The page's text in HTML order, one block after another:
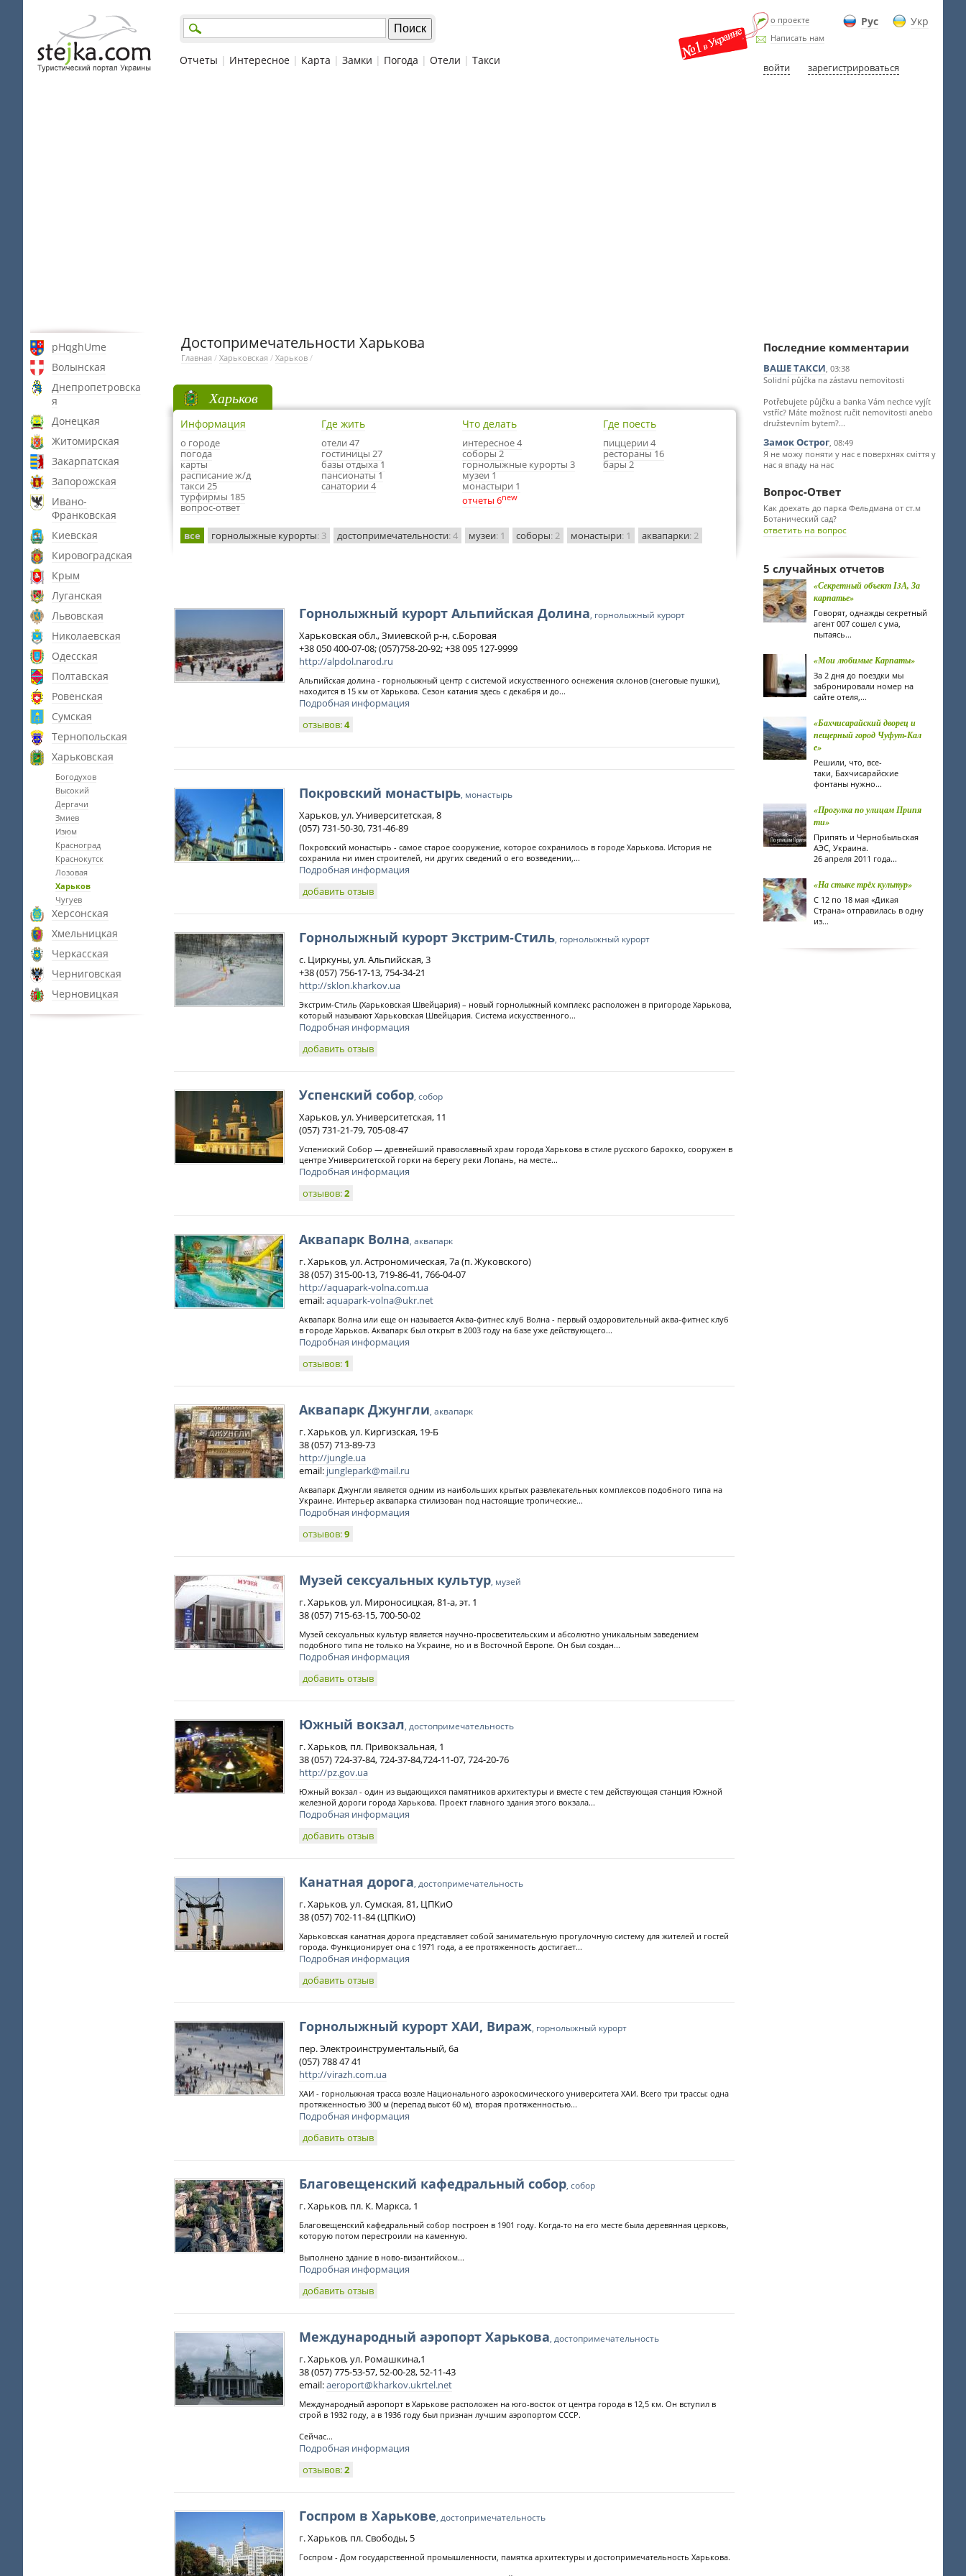
Рус Укр
о проекте
Написать нам
войти зарегистрироваться
Отчеты | Интересное | Карта | Замки | Погода | Отели | Такси
pHqghUme
Волынская
Днепропетровска
я
Донецкая
Житомирская
Закарпатская
Запорожская
Ивано-
Франковская
Киевская
Кировоградская
Крым
Луганская
Львовская
Николаевская
Одесская
Полтавская
Ровенская
Сумская
Тернопольская
Харьковская
Богодухов
Высокий
Дергачи
Змиев
Изюм
Красноград
Краснокутск
Лозовая
Харьков
Чугуев
Херсонская
Хмельницкая
Черкасская
Черниговская
Черновицкая
Достопримечательности Харькова
Главная / Харьковская / Харьков /
Харьков
Информация
о городе
погода
карты
расписание ж/д
такси 25
турфирмы 185
вопрос-ответ
Где жить
отели 47
гостиницы 27
базы отдыха 1
пансионаты 1
санатории 4
Что делать
интересное 4
соборы 2
горнолыжные курорты 3
музеи 1
монастыри 1
отчеты 6new
Где поесть
пиццерии 4
рестораны 16
бары 2
все горнолыжные курорты: 3 достопримечательности: 4 музеи: 1 соборы: 2 монастыри: 1 аквапарки: 2
Горнолыжный курорт Альпийская Долина, горнолыжный курорт
Харьковская обл., Змиевской р-н, с.Боровая
+38 050 400-07-08; (057)758-20-92; +38 095 127-9999
http://alpdol.narod.ru
Альпийская долина - горнолыжный центр с системой искусственного оснежения склонов (снеговые пушки),
находится в 15 км от Харькова. Сезон катания здесь с декабря и до...
Подробная информация
отзывов:4
Покровский монастырь, монастырь
Харьков, ул. Университетская, 8
(057) 731-50-30, 731-46-89
Покровский монастырь - самое старое сооружение, которое сохранилось в городе Харькова. История не
сохранила ни имен строителей, ни других сведений о его возведении,...
Подробная информация
добавить отзыв
Горнолыжный курорт Экстрим-Стиль, горнолыжный курорт
с. Циркуны, ул. Альпийская, 3
+38 (057) 756-17-13, 754-34-21
http://sklon.kharkov.ua
Экстрим-Стиль (Харьковская Швейцария) – новый горнолыжный комплекс расположен в пригороде Харькова,
который называют Харьковская Швейцария. Система искусственного...
Подробная информация
добавить отзыв
Успенский собор, собор
Харьков, ул. Университетская, 11
(057) 731-21-79, 705-08-47
Успениский Собор — древнейший православный храм города Харькова в стиле русского барокко, сооружен в
центре Университетской горки на берегу реки Лопань, на месте...
Подробная информация
отзывов:2
Аквапарк Волна, аквапарк
г. Харьков, ул. Астрономическая, 7а (п. Жуковского)
38 (057) 315-00-13, 719-86-41, 766-04-07
http://aquapark-volna.com.ua
email:aquapark-volna@ukr.net
Аквапарк Волна или еще он называется Аква-фитнес клуб Волна - первый оздоровительный аква-фитнес клуб
в городе Харьков. Аквапарк был открыт в 2003 году на базе уже действующего...
Подробная информация
отзывов: 1
Аквапарк Джунгли, аквапарк
г. Харьков, ул. Киргизская, 19-Б
38 (057) 713-89-73
http://jungle.ua
email: junglepark@mail.ru
Аквапарк Джунгли является одним из наибольших крытых развлекательных комплексов подобного типа на
Украине. Интерьер аквапарка стилизован под настоящие тропические...
Подробная информация
отзывов:9
Музей сексуальных культур, музей
г. Харьков, ул. Мироносицкая, 81-а, эт. 1
38 (057) 715-63-15, 700-50-02
Музей сексуальных культур является научно-просветительским и абсолютно уникальным заведением
подобного типа не только на Украине, но и в Восточной Европе. Он был создан...
Подробная информация
добавить отзыв
Южный вокзал, достопримечательность
г. Харьков, пл. Привокзальная, 1
38 (057) 724-37-84, 724-37-84,724-11-07, 724-20-76
http://pz.gov.ua
Южный вокзал - один из выдающихся памятников архитектуры и вместе с тем действующая станция Южной
железной дороги города Харькова. Проект главного здания этого вокзала...
Подробная информация
добавить отзыв
Канатная дорога, достопримечательность
г. Харьков, ул. Сумская, 81, ЦПКиО
38 (057) 702-11-84 (ЦПКиО)
Харьковская канатная дорога представляет собой занимательную прогулочную систему для жителей и гостей
города. Функционирует она с 1971 года, а ее протяженность достигает...
Подробная информация
добавить отзыв
Горнолыжный курорт ХАИ, Вираж, горнолыжный курорт
пер. Электроинструментальный, 6а
(057) 788 47 41
http://virazh.com.ua
ХАИ - горнолыжная трасса возле Национального аэрокосмического университета ХАИ. Всего три трассы: одна
протяженностью 300 м (перепад высот 60 м), вторая протяженностью...
Подробная информация
добавить отзыв
Благовещенский кафедральный собор, собор
г. Харьков, пл. К. Маркса, 1
Благовещенский кафедральный собор построен в 1901 году. Когда-то на его месте была деревянная церковь,
которую потом перестроили на каменную.
Выполнено здание в ново-византийском...
Подробная информация
добавить отзыв
Международный аэропорт Харькова, достопримечательность
г. Харьков, ул. Ромашкина,1
38 (057) 775-53-57, 52-00-28, 52-11-43
email:aeroport@kharkov.ukrtel.net
Международный аэропорт в Харькове расположен на юго-восток от центра города в 12,5 км. Он вступил в
строй в 1932 году, а в 1936 году был признан лучшим аэропортом СССР.
Сейчас...
Подробная информация
отзывов:2
Госпром в Харькове, достопримечательность
г. Харьков, пл. Свободы, 5
Госпром - Дом государственной промышленности, памятка архитектуры и достопримечательность Харькова.
Последние комментарии
ВАШЕ ТАКСИ, 03:38
Solidní půjčka na zástavu nemovitosti
Potřebujete půjčku a banka Vám nechce vyjít
vstříc? Máte možnost ručit nemovitosti anebo
družstevním bytem?...
Замок Острог, 08:49
Я не можу поняти у нас є поверхнях сміття у
нас я впаду на нас
Вопрос-Ответ
Как доехать до парка Фельдмана от ст.м
Ботанический сад?
ответить на вопрос
5 случайных отчетов
«Секретный объект І3А, За
карпатье»
Говорят, однажды секретный
агент 007 сошел с ума,
пытаясь...
«Мои любимые Карпаты»
За 2 дня до поездки мы
забронировали номер на
сайте отеля,...
«Бахчисарайский дворец и
пещерный город Чуфут-Кал
е»
Решили, что, все-
таки, Бахчисарайские
фонтаны нужно...
«Прогулка по улицам Припя
ти»
Припять и Чернобыльская
АЭС, Украина.
26 апреля 2011 года...
«На стыке трёх культур»
С 12 по 18 мая «Дикая
Страна» отправилась в одну
из...